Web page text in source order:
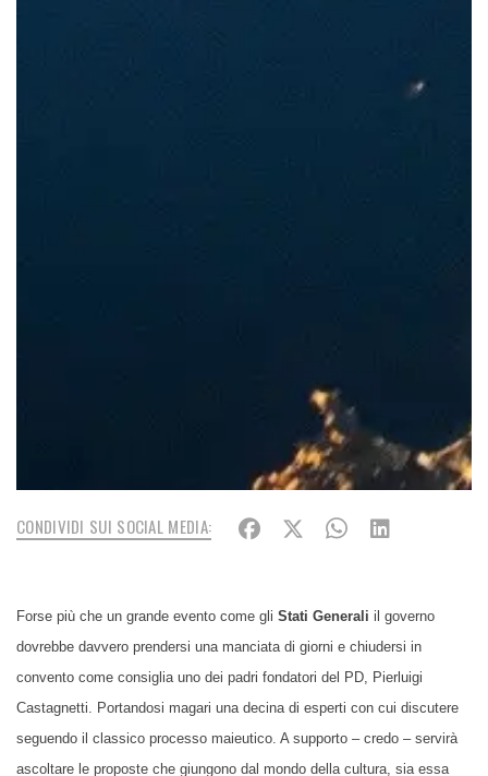
CONDIVIDI SUI SOCIAL MEDIA:
Forse più che un grande evento come gli Stati Generali il governo
dovrebbe davvero prendersi una manciata di giorni e chiudersi in
convento come consiglia uno dei padri fondatori del PD, Pierluigi
Castagnetti. Portandosi magari una decina di esperti con cui discutere
seguendo il classico processo maieutico. A supporto – credo – servirà
ascoltare le proposte che giungono dal mondo della cultura, sia essa